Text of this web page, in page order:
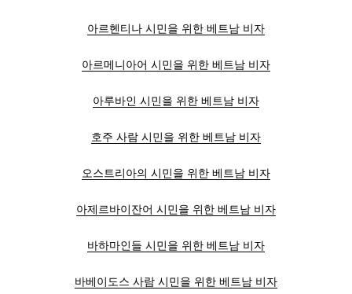
아르헨티나 시민을 위한 베트남 비자
아르메니아어 시민을 위한 베트남 비자
아루바인 시민을 위한 베트남 비자
호주 사람 시민을 위한 베트남 비자
오스트리아의 시민을 위한 베트남 비자
아제르바이잔어 시민을 위한 베트남 비자
바하마인들 시민을 위한 베트남 비자
바베이도스 사람 시민을 위한 베트남 비자